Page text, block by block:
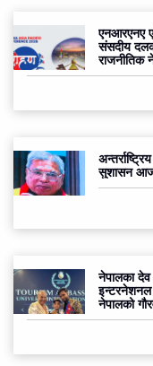
एनआरएनए
संसदीय
राजनीतिक
सुशासन
नेपालका देव
इन्टरनेशनल
नेपालको